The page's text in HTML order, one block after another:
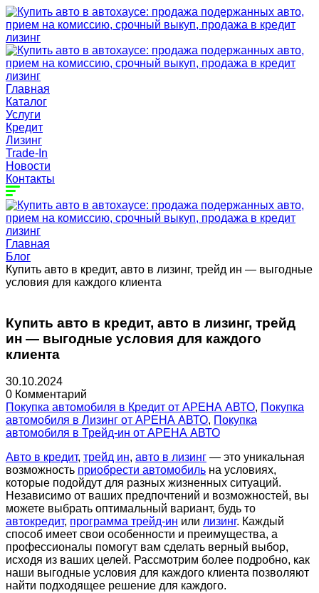
Главная
Каталог
Услуги
Кредит
Лизинг
Trade-In
Новости
Контакты
Главная
Блог
Купить авто в кредит, авто в лизинг, трейд ин — выгодные
условия для каждого клиента
Купить авто в кредит, авто в лизинг, трейд
ин — выгодные условия для каждого
клиента
30.10.2024
0 Комментарий
Покупка автомобиля в Кредит от АРЕНА АВТО, Покупка
автомобиля в Лизинг от АРЕНА АВТО, Покупка
автомобиля в Трейд-ин от АРЕНА АВТО
Авто в кредит, трейд ин, авто в лизинг — это уникальная
возможность приобрести автомобиль на условиях,
которые подойдут для разных жизненных ситуаций.
Независимо от ваших предпочтений и возможностей, вы
можете выбрать оптимальный вариант, будь то
автокредит, программа трейд-ин или лизинг. Каждый
способ имеет свои особенности и преимущества, а
профессионалы помогут вам сделать верный выбор,
исходя из ваших целей. Рассмотрим более подробно, как
наши выгодные условия для каждого клиента позволяют
найти подходящее решение для каждого.